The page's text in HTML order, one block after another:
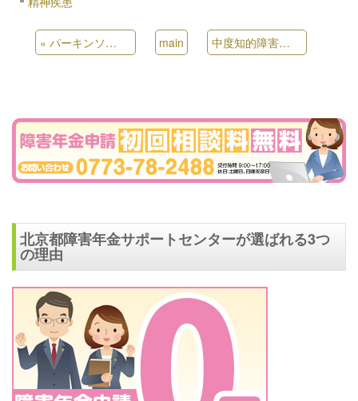
«パーキンソン病での受給例 main 中度知的障害での受給例
北京都障害年金サポートセンターが選ばれる3つ
の理由